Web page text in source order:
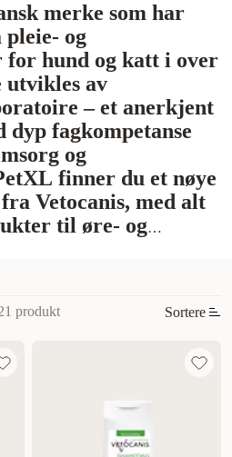
merke som har
pleie- og
for hund og katt i over
utvikles av
– et anerkjent
fagkompetanse
og
finner du et nøye
Vetocanis, med alt
til øre- og
din får en enklere,
og med
plakk og
og øyedråper er
produkt Sortere